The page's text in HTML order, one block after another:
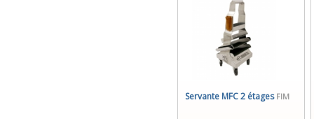
Servante MFC 2 étages FIM